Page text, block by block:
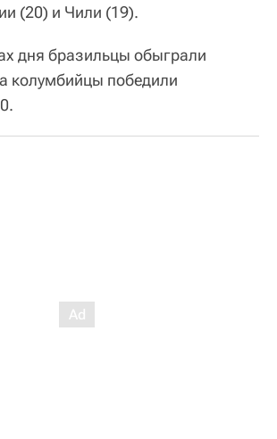
(20) и Чили (19).
дня бразильцы обыграли
колумбийцы победили